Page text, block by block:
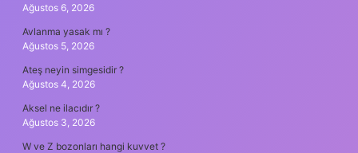
Ağustos 6, 2026
Avlanma yasak mı ?
Ağustos 5, 2026
Ateş neyin simgesidir ?
Ağustos 4, 2026
Aksel ne ilacıdır ?
Ağustos 3, 2026
W ve Z bozonları hangi kuvvet ?